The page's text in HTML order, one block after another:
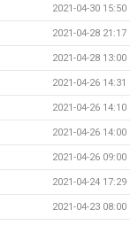
2021-04-30 15:50
2021-04-28 21:17
2021-04-28 13:00
2021-04-26 14:31
2021-04-26 14:10
2021-04-26 14:00
2021-04-26 09:00
2021-04-24 17:29
2021-04-23 08:00